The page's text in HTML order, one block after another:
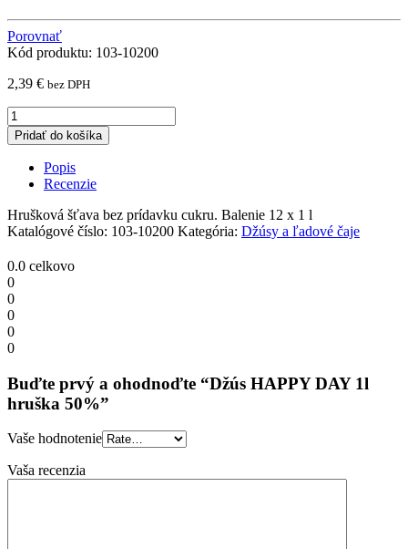
Porovnať
Kód produktu: 103-10200
2,39 € bez DPH
Džús
HAPPY
DAY
hruška
quantity
Pridať do košíka
Popis
Recenzie
Hrušková šťava bez prídavku cukru. Balenie 12 x 1 l
Katalógové číslo: 103-10200 Kategória: Džúsy a ľadové čaje
0.0 celkovo
0
0
0
0
0
Buďte prvý a ohodnoďte “Džús HAPPY DAY 1l
hruška 50%”
Vaše hodnotenie
Vaša recenzia